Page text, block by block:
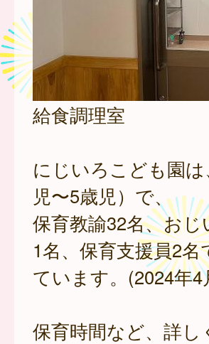
給食調理室
にじいろこども園
児〜5歳児）で、
保育教諭32名、お
1名、保育支援員2
ています。(2024年4
保育時間など、詳し